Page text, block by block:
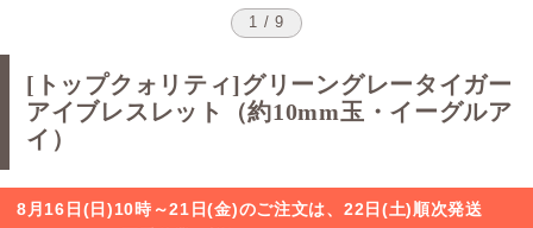
1 / 9
[トップクォリティ]グリーングレータイガー
アイブレスレット（約10mm玉・イーグルア
イ）
8月16日(日)10時～21日(金)のご注文は、22日(土)順次発送